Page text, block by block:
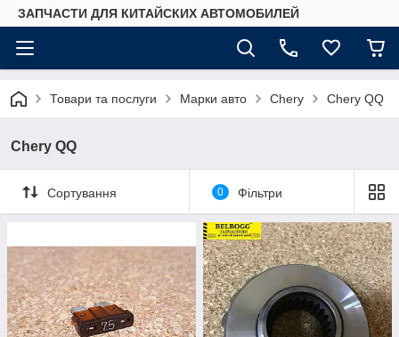
ЗАПЧАСТИ ДЛЯ КИТАЙСКИХ АВТОМОБИЛЕЙ
Товари та послуги Марки авто Chery Chery QQ
Chery QQ
Сортування 0 Фільтри